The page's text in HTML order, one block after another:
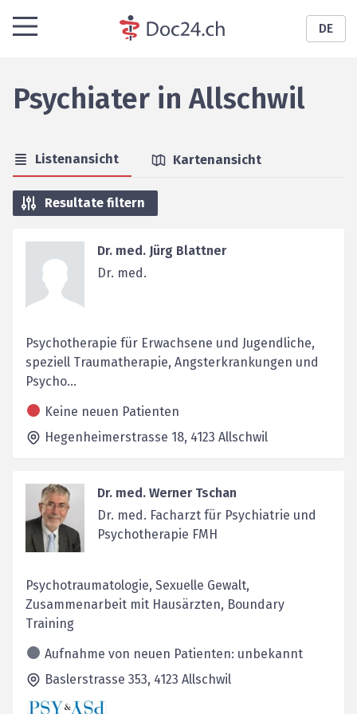
DE
Psychiater in Allschwil
Listenansicht Kartenansicht
Resultate filtern
Dr. med. Jürg Blattner
Dr. med.
Psychotherapie für Erwachsene und Jugendliche,
speziell Traumatherapie, Angsterkrankungen und
Psycho...
Keine neuen Patienten
Hegenheimerstrasse 18, 4123 Allschwil
Dr. med. Werner Tschan
Dr. med. Facharzt für Psychiatrie und
Psychotherapie FMH
Psychotraumatologie, Sexuelle Gewalt,
Zusammenarbeit mit Hausärzten, Boundary
Training
Aufnahme von neuen Patienten: unbekannt
Baslerstrasse 353, 4123 Allschwil